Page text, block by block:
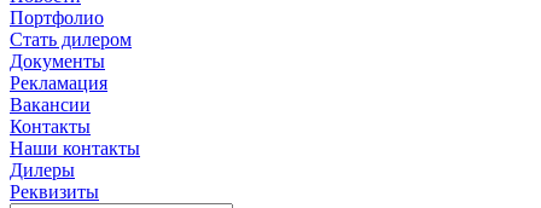
Портфолио
Стать дилером
Документы
Рекламация
Вакансии
Контакты
Наши контакты
Дилеры
Реквизиты